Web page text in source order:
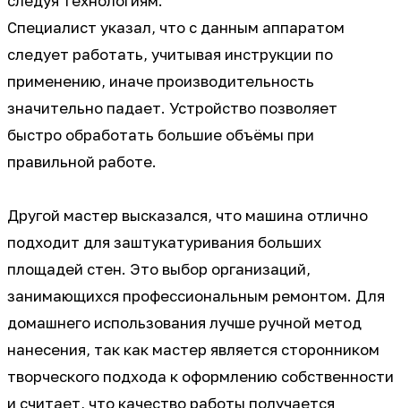
Специалист указал, что с данным аппаратом
следует работать, учитывая инструкции по
применению, иначе производительность
значительно падает. Устройство позволяет
быстро обработать большие объёмы при
правильной работе.
Другой мастер высказался, что машина отлично
подходит для заштукатуривания больших
площадей стен. Это выбор организаций,
занимающихся профессиональным ремонтом. Для
домашнего использования лучше ручной метод
нанесения, так как мастер является сторонником
творческого подхода к оформлению собственности
и считает, что качество работы получается